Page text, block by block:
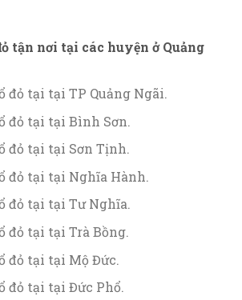
tận nơi tại các huyện ở Quảng
đỏ tại tại TP Quảng Ngãi.
đỏ tại tại Bình Sơn.
đỏ tại tại Sơn Tịnh.
đỏ tại tại Nghĩa Hành.
đỏ tại tại Tư Nghĩa.
đỏ tại tại Trà Bồng.
đỏ tại tại Mộ Đức.
đỏ tại tại Đức Phổ.